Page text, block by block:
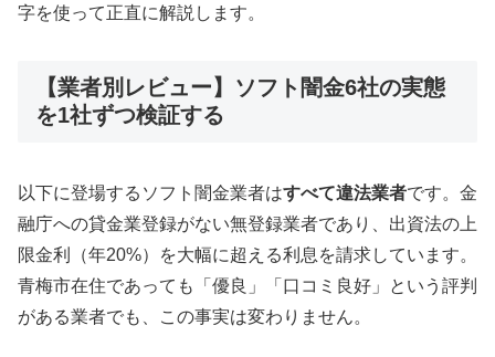
字を使って正直に解説します。
【業者別レビュー】ソフト闇金6社の実態
を1社ずつ検証する
以下に登場するソフト闇金業者はすべて違法業者です。金
融庁への貸金業登録がない無登録業者であり、出資法の上
限金利（年20%）を大幅に超える利息を請求しています。
青梅市在住であっても「優良」「口コミ良好」という評判
がある業者でも、この事実は変わりません。